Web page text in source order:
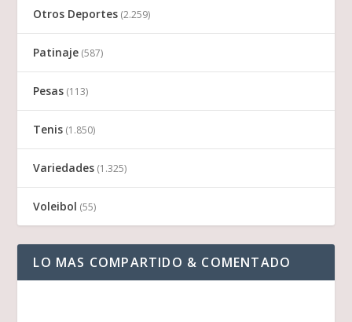
Otros Deportes (2.259)
Patinaje (587)
Pesas (113)
Tenis (1.850)
Variedades (1.325)
Voleibol (55)
LO MAS COMPARTIDO & COMENTADO